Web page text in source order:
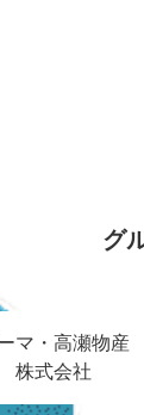
グ
マ・高瀬物産
株式会社